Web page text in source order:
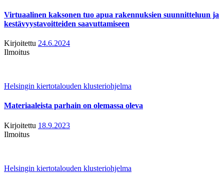
Virtuaalinen kaksonen tuo apua rakennuksien suunnitteluun ja
kestävyystavoitteiden saavuttamiseen
Kirjoitettu 24.6.2024
Ilmoitus
Helsingin kiertotalouden klusteriohjelma
Materiaaleista parhain on olemassa oleva
Kirjoitettu 18.9.2023
Ilmoitus
Helsingin kiertotalouden klusteriohjelma